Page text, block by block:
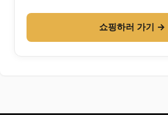
쇼핑하러 가기 →